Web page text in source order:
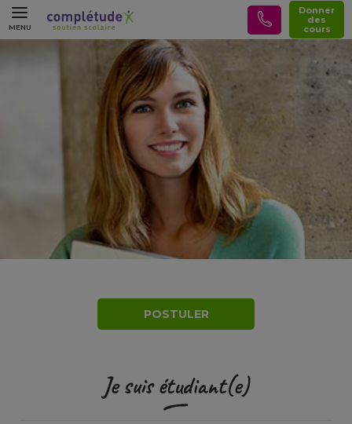
MENU
Donner
des
cours
POSTULER
Je suis étudiant(e)